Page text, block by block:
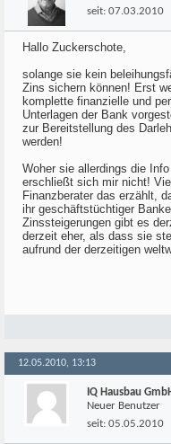
seit: 07.03.2010
Hallo Zuckerschote,
solange sie kein
Zins sichern können! Erst
komplette finanzielle und
Unterlagen der Bank
zur Bereitstellung des
werden!
Woher sie allerdings die
erschließt sich mir nicht!
Finanzberater das erzählt,
ihr geschäftstüchtiger
Zinssteigerungen gibt es
derzeit eher, als dass sie
aufrund der derzeitigen
12.05.2010, 13:13
IQ Hausbau
Neuer Benutzer
seit: 05.05.2010